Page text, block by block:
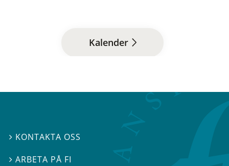
Kalender
 KONTAKTA OSS
ARBETA PÅ FI